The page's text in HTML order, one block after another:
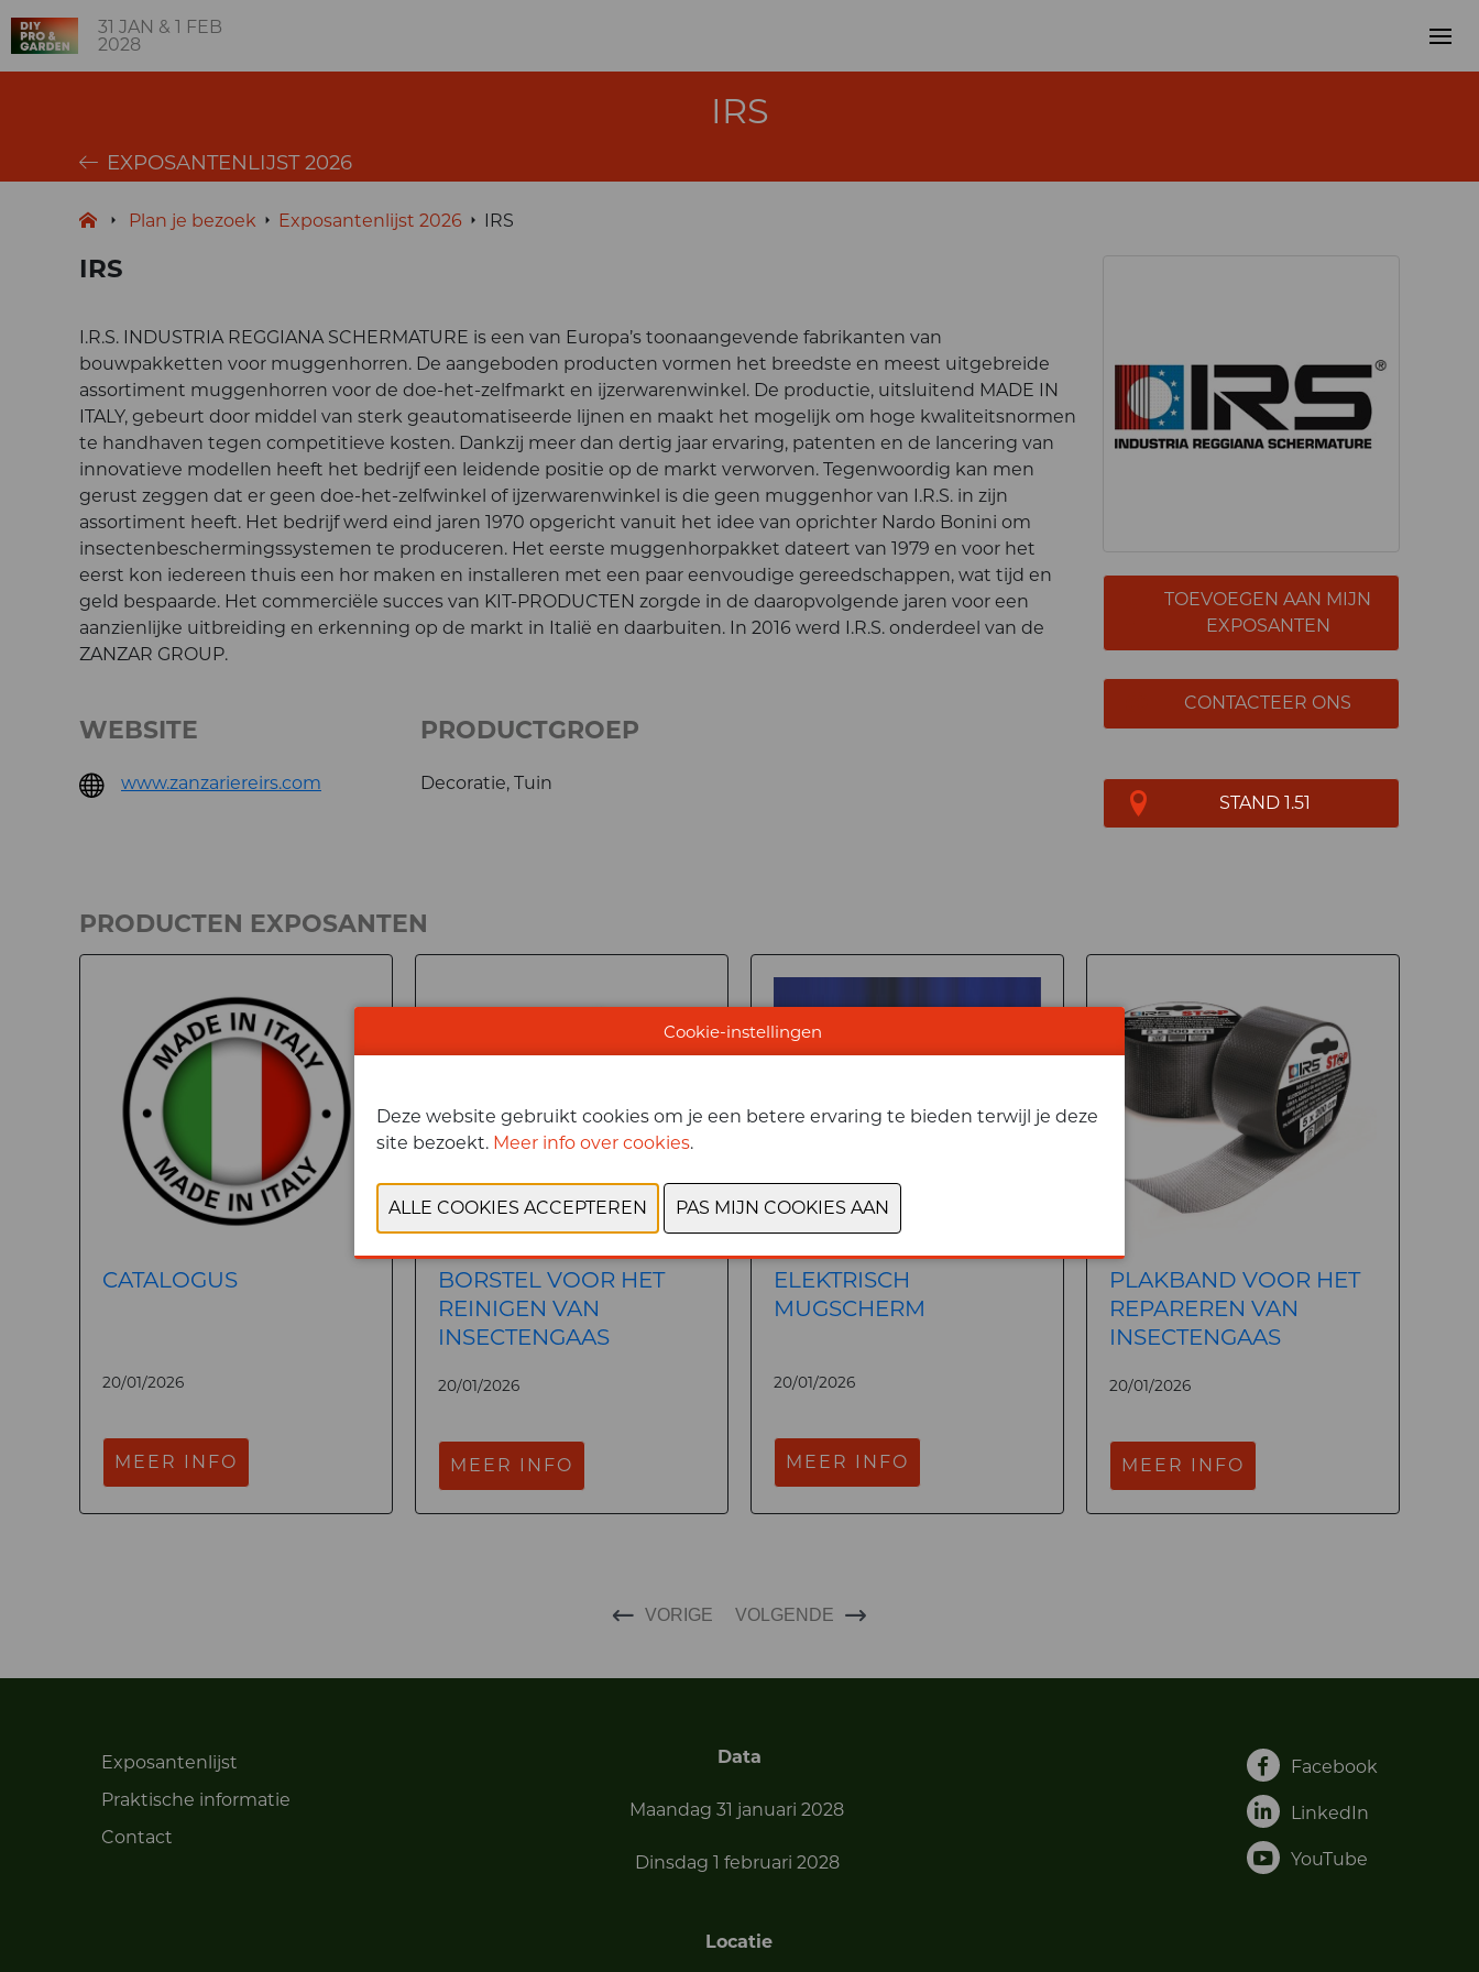
31 JAN & 1 FEB
2028
IRS
EXPOSANTENLIJST 2026
Plan je bezoek Exposantenlijst 2026 IRS
IRS
TOEVOEGEN AAN MIJN
EXPOSANTEN
CONTACTEER ONS
STAND 1.51
I.R.S. INDUSTRIA REGGIANA SCHERMATURE is een van Europa’s toonaangevende fabrikanten van
bouwpakketten voor muggenhorren. De aangeboden producten vormen het breedste en meest uitgebreide
assortiment muggenhorren voor de doe-het-zelfmarkt en ijzerwarenwinkel. De productie, uitsluitend MADE IN
ITALY, gebeurt door middel van sterk geautomatiseerde lijnen en maakt het mogelijk om hoge kwaliteitsnormen
te handhaven tegen competitieve kosten. Dankzij meer dan dertig jaar ervaring, patenten en de lancering van
innovatieve modellen heeft het bedrijf een leidende positie op de markt verworven. Tegenwoordig kan men
gerust zeggen dat er geen doe-het-zelfwinkel of ijzerwarenwinkel is die geen muggenhor van I.R.S. in zijn
assortiment heeft. Het bedrijf werd eind jaren 1970 opgericht vanuit het idee van oprichter Nardo Bonini om
insectenbeschermingssystemen te produceren. Het eerste muggenhorpakket dateert van 1979 en voor het
eerst kon iedereen thuis een hor maken en installeren met een paar eenvoudige gereedschappen, wat tijd en
geld bespaarde. Het commerciële succes van KIT-PRODUCTEN zorgde in de daaropvolgende jaren voor een
aanzienlijke uitbreiding en erkenning op de markt in Italië en daarbuiten. In 2016 werd I.R.S. onderdeel van de
ZANZAR GROUP.
WEBSITE
www.zanzariereirs.com
PRODUCTGROEP
Decoratie, Tuin
PRODUCTEN EXPOSANTEN
CATALOGUS
20/01/2026
MEER INFO
BORSTEL VOOR HET
REINIGEN VAN
INSECTENGAAS
20/01/2026
MEER INFO
ELEKTRISCH
MUGSCHERM
20/01/2026
MEER INFO
PLAKBAND VOOR HET
REPAREREN VAN
INSECTENGAAS
20/01/2026
MEER INFO
VORIGE VOLGENDE
Exposantenlijst
Praktische informatie
Contact
Data
Maandag 31 januari 2028
Dinsdag 1 februari 2028
Locatie
Facebook
LinkedIn
YouTube
Cookie-instellingen
Deze website gebruikt cookies om je een betere ervaring te bieden terwijl je deze
site bezoekt. Meer info over cookies.